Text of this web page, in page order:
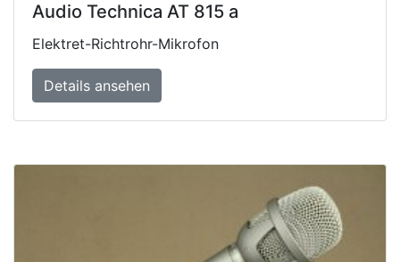
Audio Technica AT 815 a
Elektret-Richtrohr-Mikrofon
Details ansehen